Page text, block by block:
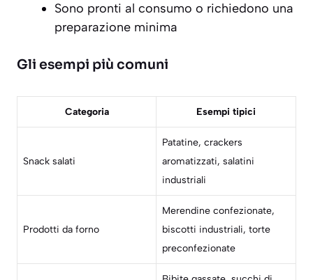
Sono pronti al consumo o richiedono una
preparazione minima
Gli esempi più comuni
Categoria Esempi tipici
Snack salati
Patatine, crackers
aromatizzati, salatini
industriali
Prodotti da forno
Merendine confezionate,
biscotti industriali, torte
preconfezionate